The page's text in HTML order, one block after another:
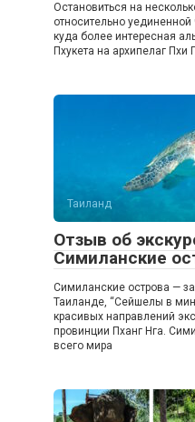
Остановиться на
относительно
куда более интересная
Пхукета на архипелаг Пхи
Таиланд
Отзыв об
Симиланские
Симиланские острова —
Таиланде, “Сейшелы в
красивых направлений
провинции Пханг Нга.
всего мира